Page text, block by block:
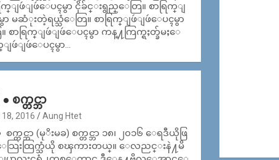
ြက္ျဖဴျဖဴေပၚမွာ ငိုခ်င္းရွည္ေတြ။ စာရြက္ျ
မဆံုးတဲ့ရယ္သံေတြ။ စာရြက္ျဖဴျဖဴေပၚမွာ
စာရြက္ျဖဴျဖဴေပၚမွာ ကန္႔ကြက္ရႈတ္ခ်မႈေ
က္ျဖဴျဖဴေပၚမွာ…
စက္တင္ဘာ
2016 Aung Htet
က္တင္ဘာ (မုိးမခ) စက္တင္ဘာ ၁၈၊ ၂၀၁၆ ေရဒီယိုဖြ
ြးထြက္သံယို စၾကားတယ္။ ေလညင္းနဲ႔မိ